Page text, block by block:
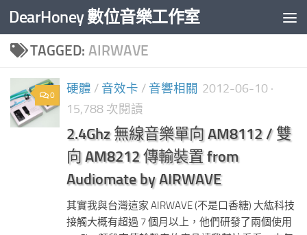
Skip to content
DearHoney 數位音樂工作室
TAGGED: AIRWAVE
0 硬體 / 音效卡 / 音響相關 2012-06-10 ·
15,788 次閱讀
2.4Ghz 無線音樂單向 AM8112 / 雙
向 AM8212 傳輸裝置 from
Audiomate by AIRWAVE
其實我與台灣這家 AIRWAVE (不是口香糖) 大紘科技
接觸大概有超過 7 個月以上，他們研發了兩個使用